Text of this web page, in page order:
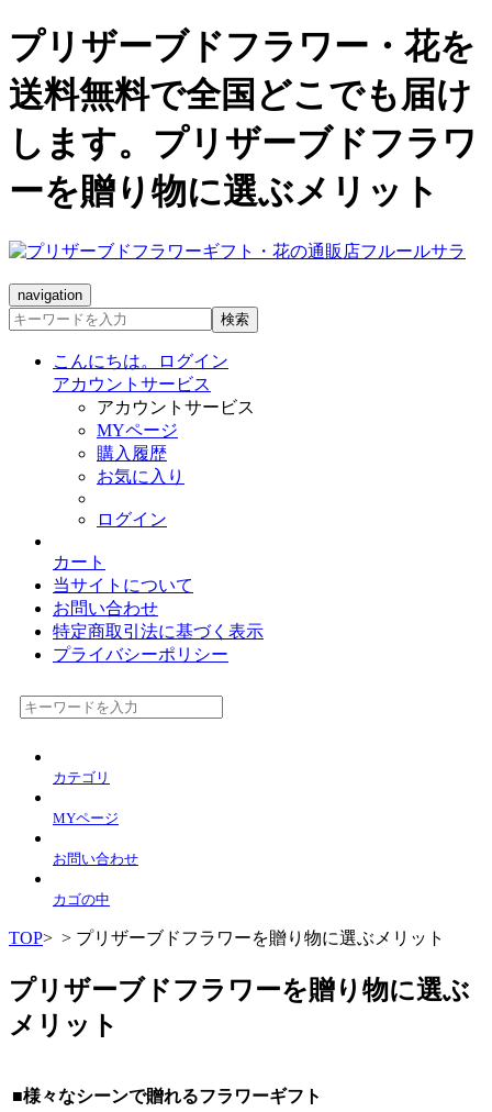
プリザーブドフラワー・花を
送料無料で全国どこでも届け
します。プリザーブドフラワ
ーを贈り物に選ぶメリット
navigation
検索
こんにちは。ログイン
アカウントサービス
アカウントサービス
MYページ
購入履歴
お気に入り
ログイン
カート
当サイトについて
お問い合わせ
特定商取引法に基づく表示
プライバシーポリシー
カテゴリ
MYページ
お問い合わせ
カゴの中
TOP> > プリザーブドフラワーを贈り物に選ぶメリット
プリザーブドフラワーを贈り物に選ぶ
メリット
■様々なシーンで贈れるフラワーギフト